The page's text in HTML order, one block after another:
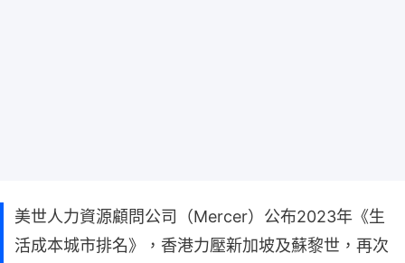
美世人力資源顧問公司（Mercer）公布2023年《生
活成本城市排名》，香港力壓新加坡及蘇黎世，再次